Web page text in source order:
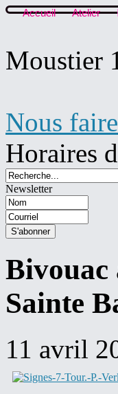
Accueil Atelier
Moustier
Nous
Horaires
Newsletter
Bivouac
Sainte
11 avril